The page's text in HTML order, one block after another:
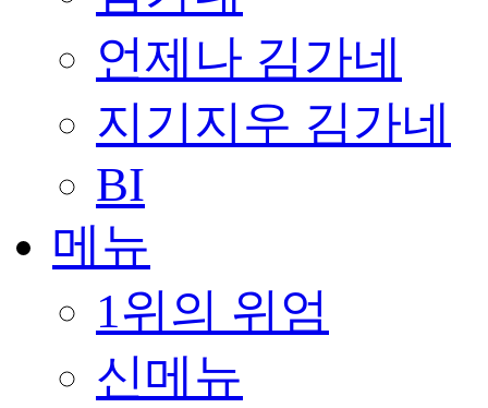
언제나 김가네
지기지우 김가네
BI
메뉴
1위의 위엄
신메뉴